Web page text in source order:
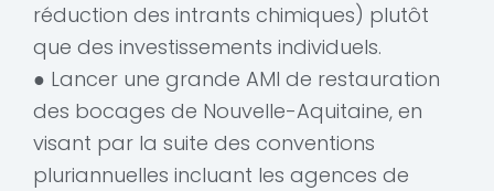
réduction des intrants chimiques) plutôt
que des investissements individuels.
● Lancer une grande AMI de restauration
des bocages de Nouvelle-Aquitaine, en
visant par la suite des conventions
pluriannuelles incluant les agences de